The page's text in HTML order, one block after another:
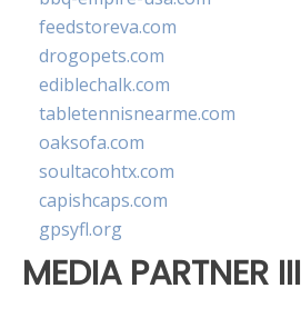
feedstoreva.com
drogopets.com
ediblechalk.com
tabletennisnearme.com
oaksofa.com
soultacohtx.com
capishcaps.com
gpsyfl.org
MEDIA PARTNER III